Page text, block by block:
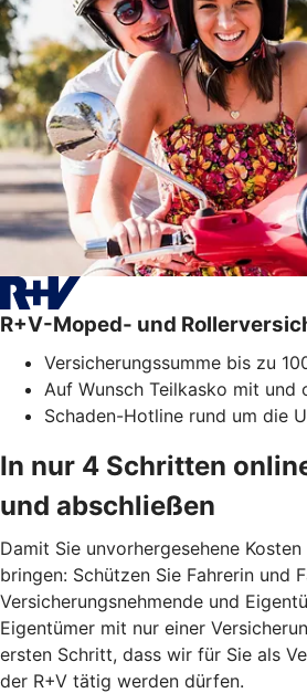
R+V-Moped- und
Versicherungssumme bis zu
Auf Wunsch Teilkasko mit und
Schaden-Hotline rund um die
In nur 4 Schritten
und abschließen
Damit Sie unvorhergesehene
bringen: Schützen Sie Fahrerin und
Versicherungsnehmende und
Eigentümer mit nur einer
ersten Schritt, dass wir für Sie als
der R+V tätig werden dürfen.